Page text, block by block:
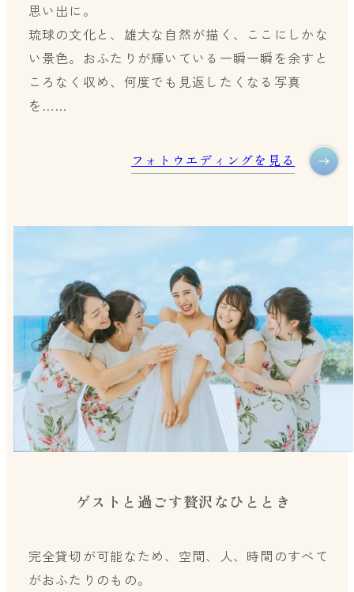
思い出に。
琉球の文化と、雄大な自然が描く、ここにしかな
い景色。おふたりが輝いている一瞬一瞬を余すと
ころなく収め、何度でも見返したくなる写真
を……
フォトウエディングを見る
ゲストと過ごす贅沢なひととき
完全貸切が可能なため、空間、人、時間のすべて
がおふたりのもの。